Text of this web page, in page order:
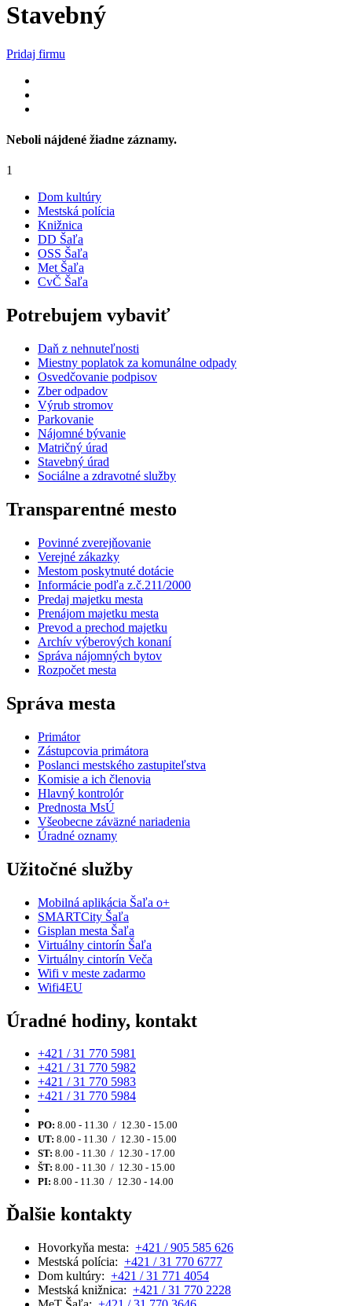
Stavebný
Pridaj firmu
Neboli nájdené žiadne záznamy.
1
Dom kultúry
Mestská polícia
Knižnica
DD Šaľa
OSS Šaľa
Met Šaľa
CvČ Šaľa
Potrebujem vybaviť
Daň z nehnuteľnosti
Miestny poplatok za komunálne odpady
Osvedčovanie podpisov
Zber odpadov
Výrub stromov
Parkovanie
Nájomné bývanie
Matričný úrad
Stavebný úrad
Sociálne a zdravotné služby
Transparentné mesto
Povinné zverejňovanie
Verejné zákazky
Mestom poskytnuté dotácie
Informácie podľa z.č.211/2000
Predaj majetku mesta
Prenájom majetku mesta
Prevod a prechod majetku
Archív výberových konaní
Správa nájomných bytov
Rozpočet mesta
Správa mesta
Primátor
Zástupcovia primátora
Poslanci mestského zastupiteľstva
Komisie a ich členovia
Hlavný kontrolór
Prednosta MsÚ
Všeobecne záväzné nariadenia
Úradné oznamy
Užitočné služby
Mobilná aplikácia Šaľa o+
SMARTCity Šaľa
Gisplan mesta Šaľa
Virtuálny cintorín Šaľa
Virtuálny cintorín Veča
Wifi v meste zadarmo
Wifi4EU
Úradné hodiny, kontakt
+421 / 31 770 5981
+421 / 31 770 5982
+421 / 31 770 5983
+421 / 31 770 5984
PO: 8.00 - 11.30 / 12.30 - 15.00
UT: 8.00 - 11.30 / 12.30 - 15.00
ST: 8.00 - 11.30 / 12.30 - 17.00
ŠT: 8.00 - 11.30 / 12.30 - 15.00
PI: 8.00 - 11.30 / 12.30 - 14.00
Ďalšie kontakty
Hovorkyňa mesta: +421 / 905 585 626
Mestská polícia: +421 / 31 770 6777
Dom kultúry: +421 / 31 771 4054
Mestská knižnica: +421 / 31 770 2228